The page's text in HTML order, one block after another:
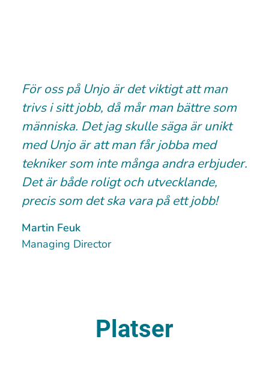
För oss på Unjo är det viktigt att man
trivs i sitt jobb, då mår man bättre som
människa. Det jag skulle säga är unikt
med Unjo är att man får jobba med
tekniker som inte många andra erbjuder.
Det är både roligt och utvecklande,
precis som det ska vara på ett jobb!
Martin Feuk
Managing Director
Platser